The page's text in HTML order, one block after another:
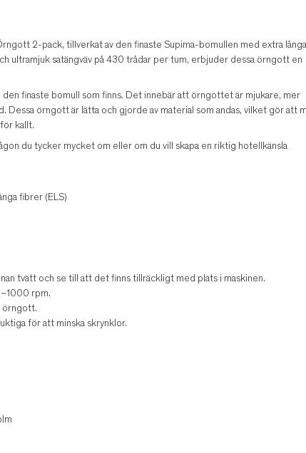
2-pack, tillverkat av den finaste Supima-bomullen med extra långa
ultramjuk satängväv på 430 trådar per tum, erbjuder dessa örngott en
den finaste bomull som finns. Det innebär att örngottet är mjukare, mer
örngott är lätta och gjorde av material som andas, vilket gör att
kallt.
du tycker mycket om eller om du vill skapa en riktig hotellkänsla
fibrer (ELS)
tvätt och se till att det finns tillräckligt med plats i maskinen.
rpm.
örngott.
för att minska skrynklor.